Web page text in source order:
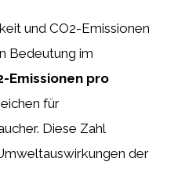
und CO2-Emissionen
Bedeutung im
Emissionen pro
für
Diese Zahl
der